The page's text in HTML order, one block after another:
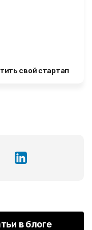
свой стартап
в блоге